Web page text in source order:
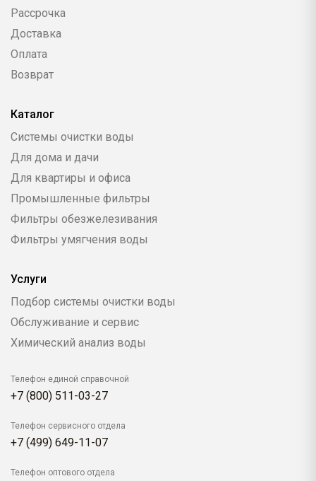
Рассрочка
Доставка
Оплата
Возврат
Каталог
Системы очистки воды
Для дома и дачи
Для квартиры и офиса
Промышленные фильтры
Фильтры обезжелезивания
Фильтры умягчения воды
Услуги
Подбор системы очистки воды
Обслуживание и сервис
Химический анализ воды
Телефон единой справочной
+7 (800) 511-03-27
Телефон сервисного отдела
+7 (499) 649-11-07
Телефон оптового отдела